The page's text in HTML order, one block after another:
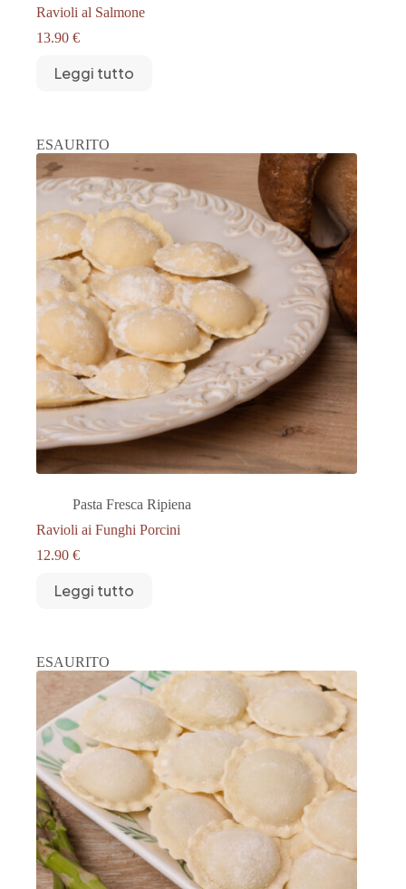
Ravioli al Salmone
13.90 €
Leggi tutto
ESAURITO
Pasta Fresca Ripiena
Ravioli ai Funghi Porcini
12.90 €
Leggi tutto
ESAURITO